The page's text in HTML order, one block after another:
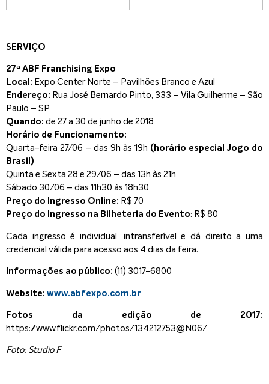
SERVIÇO
27ª ABF Franchising Expo
Local: Expo Center Norte – Pavilhões Branco e Azul
Endereço: Rua José Bernardo Pinto, 333 – Vila Guilherme – São
Paulo – SP
Quando: de 27 a 30 de junho de 2018
Horário de Funcionamento:
Quarta-feira 27/06 – das 9h às 19h (horário especial Jogo do
Brasil)
Quinta e Sexta 28 e 29/06 – das 13h às 21h
Sábado 30/06 – das 11h30 às 18h30
Preço do Ingresso Online: R$ 70
Preço do Ingresso na Bilheteria do Evento: R$ 80
Cada ingresso é individual, intransferível e dá direito a uma
credencial válida para acesso aos 4 dias da feira.
Informações ao público: (11) 3017-6800
Website: www.abfexpo.com.br
Fotos da edição de 2017:
https://www.flickr.com/photos/134212753@N06/
Foto: Studio F